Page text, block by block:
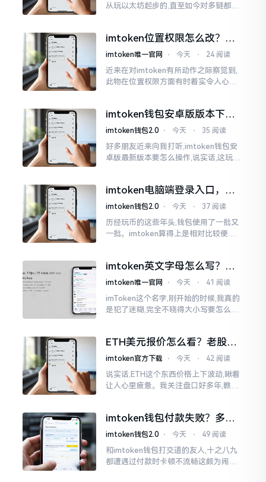
从玩以太坊起步的,直至如今对多链都有
imtoken位置权限怎么改？手
把手教你搞定
imtoken唯一官网 ⋅ 今天 ⋅ 24 阅读
近来在对imtoken有所动作之际察觉到,
此物在位置权限方面有时着实令人心生
的模样
imtoken钱包安卓版版本下载
安装教程
imtoken钱包2.0 ⋅ 今天 ⋅ 35 阅读
好多朋友近来向我打听,imtoken钱包安
卓版最新版本要怎么操作,说实话,这玩意
0版本
imtoken电脑端登录入口，地
址在这里
imtoken钱包2.0 ⋅ 今天 ⋅ 37 阅读
历经玩币的这些年头,钱包使用了一批又
一批。imtoken算得上是相对比较便于
就得去寻觅电脑端的入口。
imtoken英文字母怎么写？正
确拼写看这里
imtoken唯一官网 ⋅ 今天 ⋅ 41 阅读
imToken这个名字,刚开始的时候,我真的
是犯了迷糊,完全不晓得大小写要怎么去
ETH美元报价怎么看？老股民
手把手教你盯盘
imtoken官方下载 ⋅ 今天 ⋅ 42 阅读
说实话,ETH这个东西价格上下波动,瞅着
让人心里疲惫。我关注盘口好多年,瞧见
判断。
imtoken钱包付款失败？多半
是这几个原因闹的
imtoken钱包2.0 ⋅ 今天 ⋅ 49 阅读
和imtoken钱包打交道的友人,十之八九
都遭遇过付款时卡顿不流畅这颇为闹心